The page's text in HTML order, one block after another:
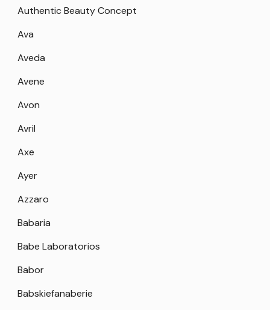
Authentic Beauty Concept
Ava
Aveda
Avene
Avon
Avril
Axe
Ayer
Azzaro
Babaria
Babe Laboratorios
Babor
Babskiefanaberie